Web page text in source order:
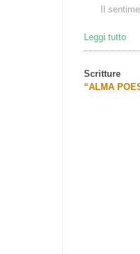
Il
Leggi tutto
Scritture
“ALMA